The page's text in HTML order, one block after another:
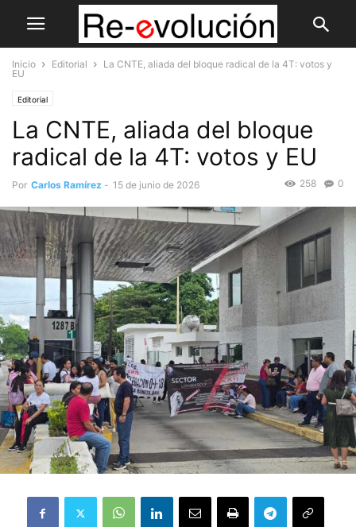
Inicio Editorial
La CNTE, aliada del bloque radical de la 4T: votos y
EU
Editorial
La CNTE, aliada del bloque
radical de la 4T: votos y EU
Por Carlos Ramírez - 15 de junio de 2026 0
258